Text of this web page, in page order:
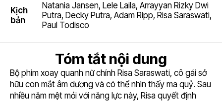
Kịch
bản
Natania Jansen, Lele Laila, Arrayyan Rizky Dwi
Putra, Decky Putra, Adam Ripp, Risa Saraswati,
Paul Todisco
Tóm tắt nội dung
Bộ phim xoay quanh nữ chính Risa Saraswati, cô gái sở
hữu con mắt âm dương và có thể nhìn thấy ma quỷ. Sau
nhiều năm mệt mỏi với năng lực này, Risa quyết định